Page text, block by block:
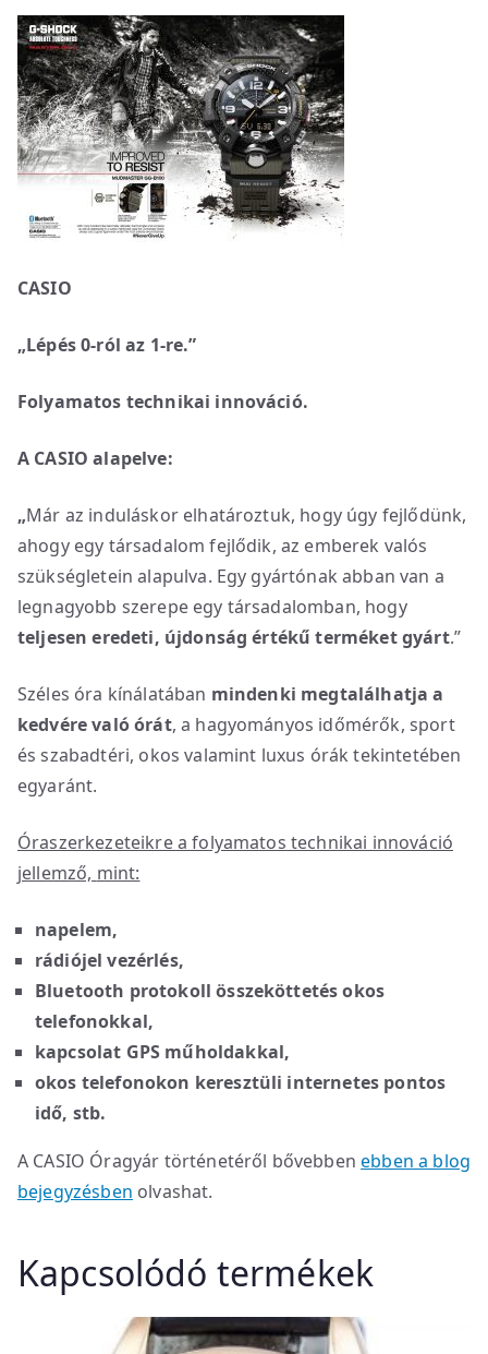
CASIO
„Lépés 0-ról az 1-re.”
Folyamatos technikai innováció.
A CASIO alapelve:
„Már az induláskor elhatároztuk, hogy úgy fejlődünk,
ahogy egy társadalom fejlődik, az emberek valós
szükségletein alapulva. Egy gyártónak abban van a
legnagyobb szerepe egy társadalomban, hogy
teljesen eredeti, újdonság értékű terméket gyárt.”
Széles óra kínálatában mindenki megtalálhatja a
kedvére való órát, a hagyományos időmérők, sport
és szabadtéri, okos valamint luxus órák tekintetében
egyaránt.
Óraszerkezeteikre a folyamatos technikai innováció
jellemző, mint:
napelem,
rádiójel vezérlés,
Bluetooth protokoll összeköttetés okos
telefonokkal,
kapcsolat GPS műholdakkal,
okos telefonokon keresztüli internetes pontos
idő, stb.
A CASIO Óragyár történetéről bővebbenebben a blog
bejegyzésben olvashat.
Kapcsolódó termékek